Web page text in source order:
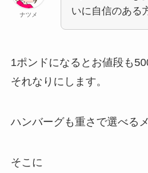
ナツメ
いに自信のある
1ポンドになるとお値段も
それなりにします。
ハンバーグも重さで選べる
そこに